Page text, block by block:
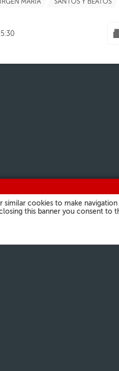
similar cookies to make
this banner you consent to
MARÍA SANTOS Y BEATOS